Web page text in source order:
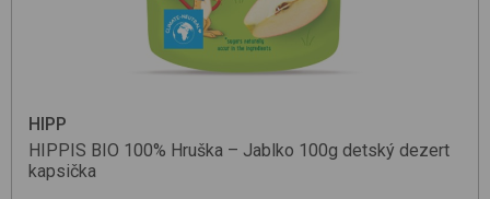
HIPP
HIPPIS BIO 100% Hruška – Jablko 100g detský dezert
kapsička